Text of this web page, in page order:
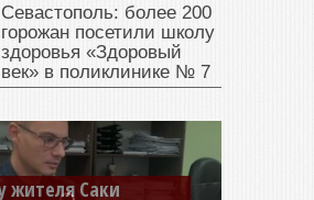
Севастополь: более 200
горожан посетили школу
здоровья «Здоровый
век» в поликлинике № 7